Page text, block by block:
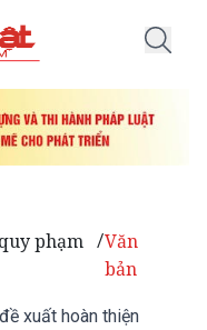
phạm
/Văn
bản
xuất hoàn thiện